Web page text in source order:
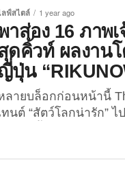
วามน่ารักของแม่ลูกโค
งดูเหมือนว่าจะเป็นคอ
อยู่ไม่น้อย เพราะงั้นวันนี้
าพสิ่งมีชีวิตที่น่ารักม้อ
องโคอาล่าสุดคิ้วท์ในส
ตเตอร์โดยคุณ “ようか
โลกน่ารักของสวนสัตว์
วามคิ้วท์ความฮาทั้งห
ลฟ์สไตล์ 1 year ago
าส่อง 16 ภาพ
ดคิ้วท์ ผลงาน
ปุ่น
ลายบล็อกก่อนหน้านี้
ทนต์ “สัตว์โลกน่ารัก”
วามน่ารักสดใสจนเกือ